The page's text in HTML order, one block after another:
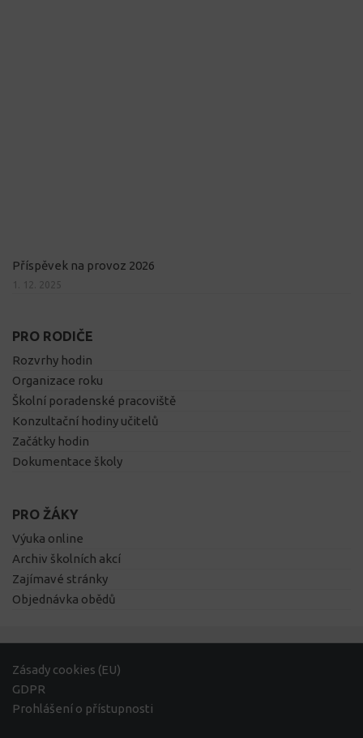
Příspěvek na provoz 2026
1. 12. 2025
PRO RODIČE
Rozvrhy hodin
Organizace roku
Školní poradenské pracoviště
Konzultační hodiny učitelů
Začátky hodin
Dokumentace školy
PRO ŽÁKY
Výuka online
Archiv školních akcí
Zajímavé stránky
Objednávka obědů
Zásady cookies (EU)
GDPR
Prohlášení o přístupnosti